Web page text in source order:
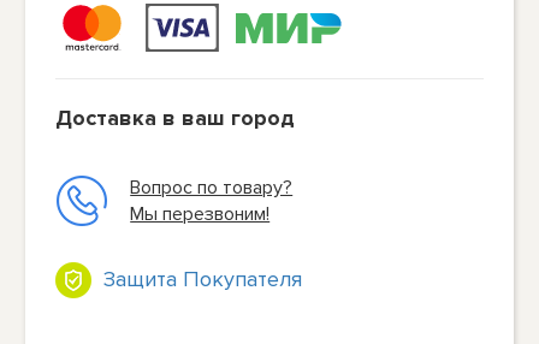
Доставка в ваш город
Вопрос по товару?
Мы перезвоним!
Защита Покупателя